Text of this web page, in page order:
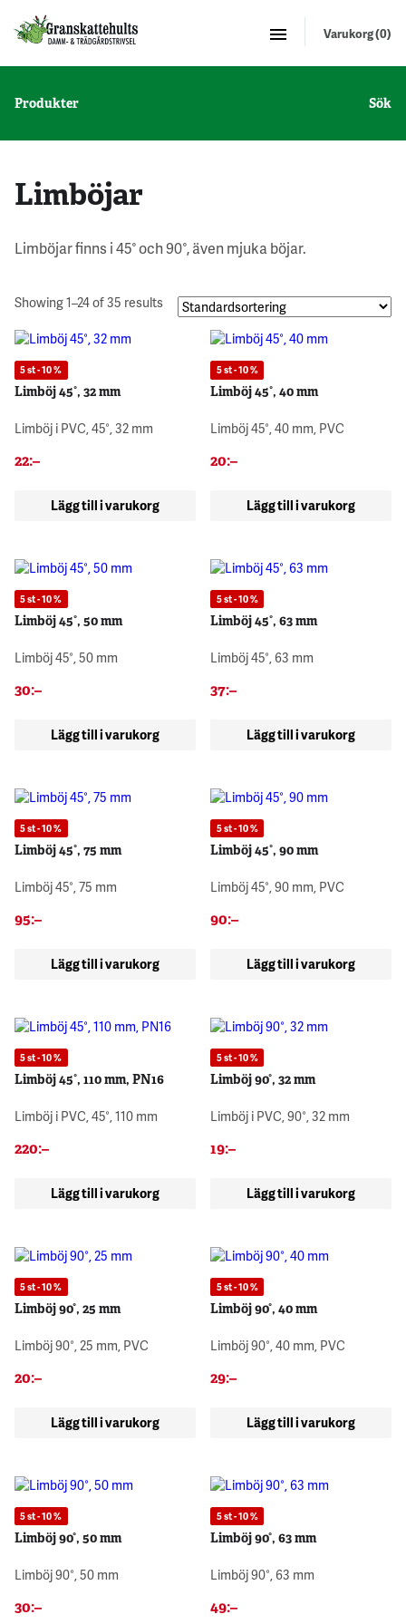
Varukorg (0)
Produkter Sök
Limböjar
Limböjar finns i 45° och 90°, även mjuka böjar.
Showing 1–24 of 35 results
5 st - 10 %
Limböj 45°, 32 mm
Limböj i PVC, 45°, 32 mm
22:–
Lägg till i varukorg
5 st - 10 %
Limböj 45°, 40 mm
Limböj 45°, 40 mm, PVC
20:–
Lägg till i varukorg
5 st - 10 %
Limböj 45°, 50 mm
Limböj 45°, 50 mm
30:–
Lägg till i varukorg
5 st - 10 %
Limböj 45°, 63 mm
Limböj 45°, 63 mm
37:–
Lägg till i varukorg
5 st - 10 %
Limböj 45°, 75 mm
Limböj 45°, 75 mm
95:–
Lägg till i varukorg
5 st - 10 %
Limböj 45°, 90 mm
Limböj 45°, 90 mm, PVC
90:–
Lägg till i varukorg
5 st - 10 %
Limböj 45°, 110 mm, PN16
Limböj i PVC, 45°, 110 mm
220:–
Lägg till i varukorg
5 st - 10 %
Limböj 90°, 32 mm
Limböj i PVC, 90°, 32 mm
19:–
Lägg till i varukorg
5 st - 10 %
Limböj 90°, 25 mm
Limböj 90°, 25 mm, PVC
20:–
Lägg till i varukorg
5 st - 10 %
Limböj 90°, 40 mm
Limböj 90°, 40 mm, PVC
29:–
Lägg till i varukorg
5 st - 10 %
Limböj 90°, 50 mm
Limböj 90°, 50 mm
30:–
5 st - 10 %
Limböj 90°, 63 mm
Limböj 90°, 63 mm
49:–